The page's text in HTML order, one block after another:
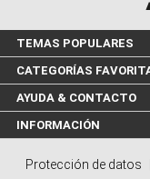
TEMAS POPULARES
CATEGORÍAS
AYUDA & CONTACTO
INFORMACIÓN
Protección de datos